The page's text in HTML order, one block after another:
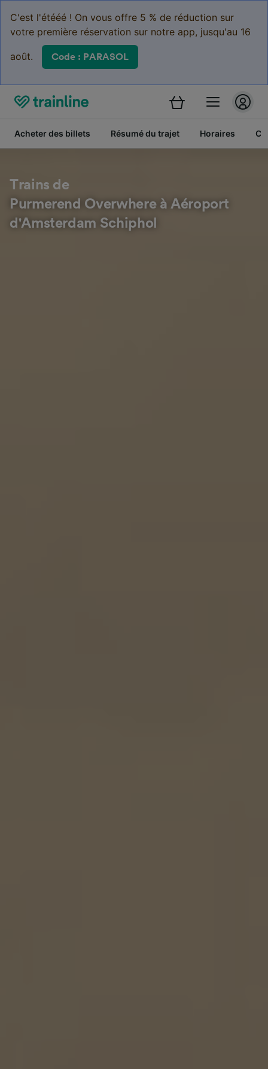
C'est l'étééé ! On vous offre 5 % de réduction sur
votre première réservation sur notre app, jusqu'au 16
août. Code : PARASOL
Acheter des billets Résumé du trajet Horaires
Trains de
Purmerend Overwhere à Aéroport
d'Amsterdam Schiphol